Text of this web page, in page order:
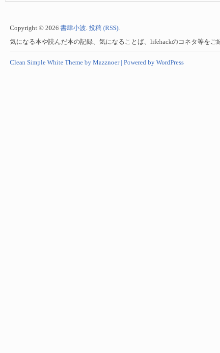
Copyright © 2026 書肆小波. 投稿 (RSS).
気になる本や読んだ本の記録、気になることば、lifehackのコネタ等をご
Clean Simple White Theme by Mazznoer | Powered by WordPress